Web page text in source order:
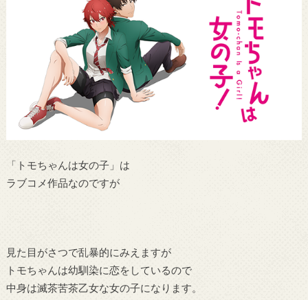
「トモちゃんは女の子」は
ラブコメ作品なのですが
見た目がさつで乱暴的にみえますが
トモちゃんは幼馴染に恋をしているので
中身は滅茶苦茶乙女な女の子になります。